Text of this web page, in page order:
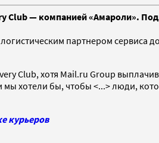
Club — компанией «Амароли».
партнером
Club, хотя Mail.ru Group
хотели бы, чтобы <...> люди,
курьеров